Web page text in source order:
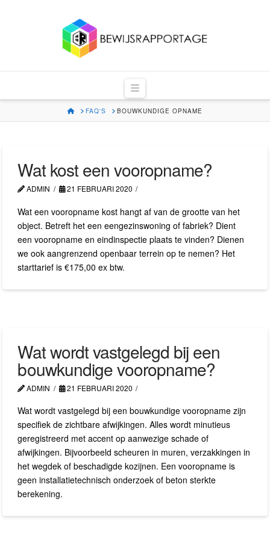
Navigation
HOMEFAQ'S BOUWKUNDIGE OPNAME
Wat kost een vooropname?
ADMIN 21 FEBRUARI 2020
Wat een vooropname kost hangt af van de grootte van het
object. Betreft het een eengezinswoning of fabriek? Dient
een vooropname en eindinspectie plaats te vinden? Dienen
we ook aangrenzend openbaar terrein op te nemen? Het
starttarief is €175,00 ex btw.
Wat wordt vastgelegd bij een
bouwkundige vooropname?
ADMIN 21 FEBRUARI 2020
Wat wordt vastgelegd bij een bouwkundige vooropname zijn
specifiek de zichtbare afwijkingen. Alles wordt minutieus
geregistreerd met accent op aanwezige schade of
afwijkingen. Bijvoorbeeld scheuren in muren, verzakkingen in
het wegdek of beschadigde kozijnen. Een vooropname is
geen installatietechnisch onderzoek of beton sterkte
berekening.